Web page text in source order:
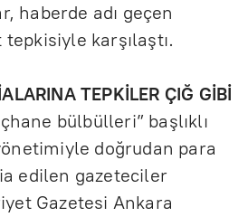
haberde adı geçen
karşılaştı.
TEPKİLER ÇIĞ GİBİ
bülbülleri” başlıklı
doğrudan para
edilen gazeteciler
Gazetesi Ankara